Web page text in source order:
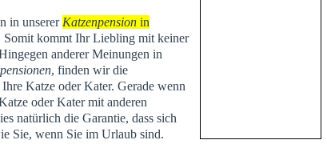
in unserer Katzenpension in
Somit kommt Ihr Liebling mit keiner
anderer Meinungen in
, finden wir die
Katze oder Kater. Gerade wenn
oder Kater mit anderen
natürlich die Garantie, dass sich
Sie, wenn Sie im Urlaub sind.